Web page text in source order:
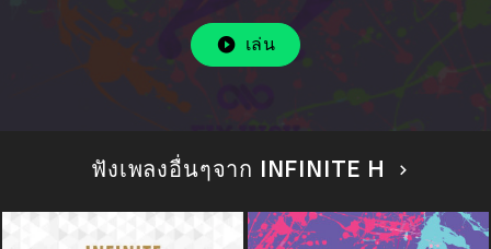
เล่น
ฟังเพลงอื่นๆจาก INFINITE H